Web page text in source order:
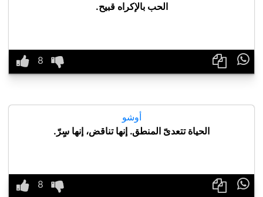
الحب بالإكراه قبيح.

أوشو
الحياة تتعدىّ المنطق. إنها تناقض، إنها سٍرّ.
